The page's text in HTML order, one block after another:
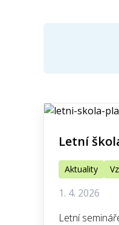
Letní
Aktuality
1. 4. 2026
Letní